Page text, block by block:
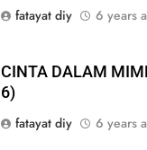
fatayat diy
6 years
CINTA DALAM
6)
fatayat diy
6 years